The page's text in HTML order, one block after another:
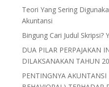
Teori Yang Sering
Akuntansi
Bingung Cari Judul Skripsi?
DUA PILAR PERPAJAKAN
DILAKSANAKAN TAHUN
PENTINGNYA